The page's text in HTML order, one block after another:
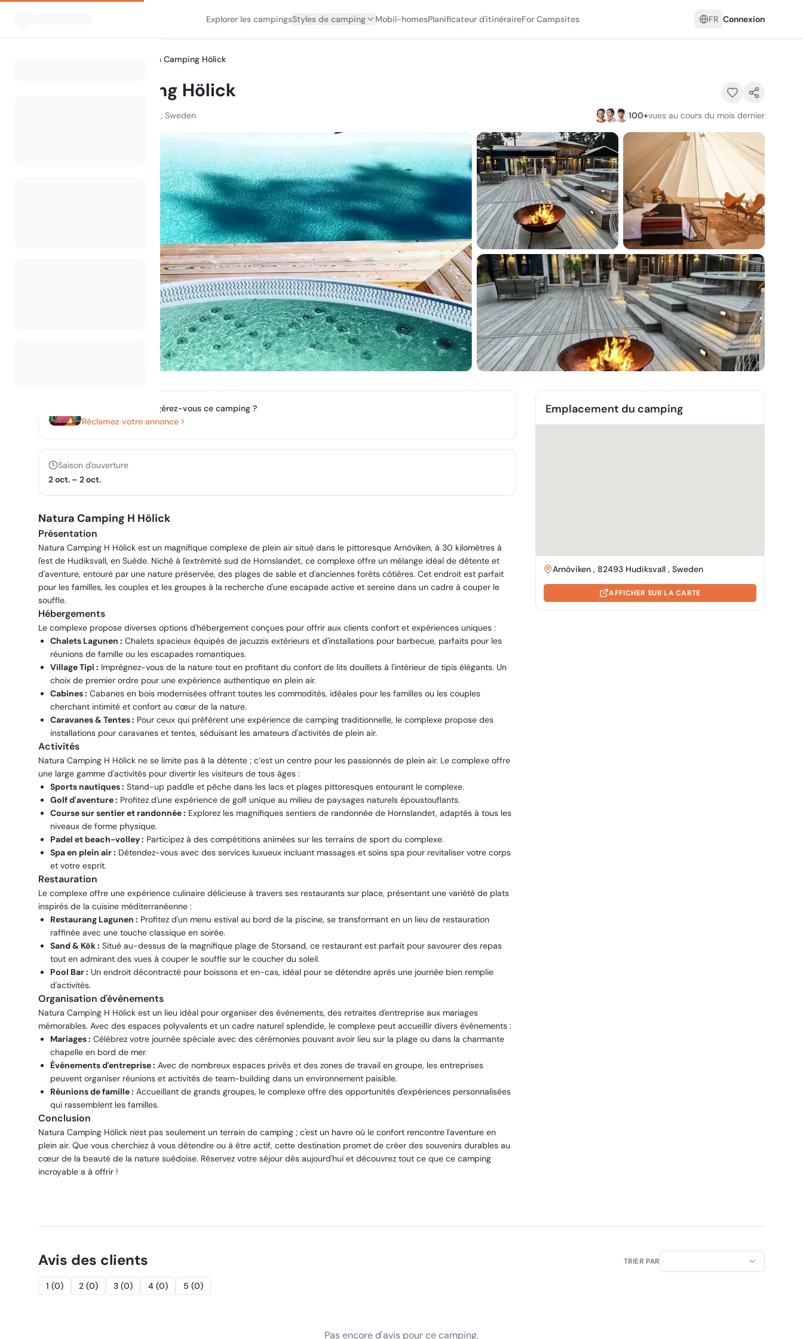
Explorer les campingsStyles de camping Mobil-homesPlanificateur d'itinéraireFor Campsites FR Connexion
Natura Camping Hölick
Natura Camping Hölick
Arnöviken , 82493 Hudiksvall , Sweden 100+vues au cours du mois dernier
Possédez-vous ou gérez-vous ce camping ?
Réclamez votre annonce
Saison d'ouverture
2 oct. – 2 oct.
Natura Camping H Hölick
Présentation
Natura Camping H Hölick est un magnifique complexe de plein air situé dans le pittoresque Arnöviken, à 30 kilomètres à
l'est de Hudiksvall, en Suède. Niché à l'extrémité sud de Hornslandet, ce complexe offre un mélange idéal de détente et
d'aventure, entouré par une nature préservée, des plages de sable et d'anciennes forêts côtières. Cet endroit est parfait
pour les familles, les couples et les groupes à la recherche d'une escapade active et sereine dans un cadre à couper le
souffle.
Hébergements
Le complexe propose diverses options d'hébergement conçues pour offrir aux clients confort et expériences uniques :
Chalets Lagunen : Chalets spacieux équipés de jacuzzis extérieurs et d'installations pour barbecue, parfaits pour les
réunions de famille ou les escapades romantiques.
Village Tipi : Imprégnez-vous de la nature tout en profitant du confort de lits douillets à l'intérieur de tipis élégants. Un
choix de premier ordre pour une expérience authentique en plein air.
Cabines : Cabanes en bois modernisées offrant toutes les commodités, idéales pour les familles ou les couples
cherchant intimité et confort au cœur de la nature.
Caravanes & Tentes : Pour ceux qui préfèrent une expérience de camping traditionnelle, le complexe propose des
installations pour caravanes et tentes, séduisant les amateurs d'activités de plein air.
Activités
Natura Camping H Hölick ne se limite pas à la détente ; c’est un centre pour les passionnés de plein air. Le complexe offre
une large gamme d'activités pour divertir les visiteurs de tous âges :
Sports nautiques : Stand-up paddle et pêche dans les lacs et plages pittoresques entourant le complexe.
Golf d'aventure : Profitez d'une expérience de golf unique au milieu de paysages naturels époustouflants.
Course sur sentier et randonnée : Explorez les magnifiques sentiers de randonnée de Hornslandet, adaptés à tous les
niveaux de forme physique.
Padel et beach-volley : Participez à des compétitions animées sur les terrains de sport du complexe.
Spa en plein air : Détendez-vous avec des services luxueux incluant massages et soins spa pour revitaliser votre corps
et votre esprit.
Restauration
Le complexe offre une expérience culinaire délicieuse à travers ses restaurants sur place, présentant une variété de plats
inspirés de la cuisine méditerranéenne :
Restaurang Lagunen : Profitez d'un menu estival au bord de la piscine, se transformant en un lieu de restauration
raffinée avec une touche classique en soirée.
Sand & Kök : Situé au-dessus de la magnifique plage de Storsand, ce restaurant est parfait pour savourer des repas
tout en admirant des vues à couper le souffle sur le coucher du soleil.
Pool Bar : Un endroit décontracté pour boissons et en-cas, idéal pour se détendre après une journée bien remplie
d'activités.
Organisation d'événements
Natura Camping H Hölick est un lieu idéal pour organiser des événements, des retraites d'entreprise aux mariages
mémorables. Avec des espaces polyvalents et un cadre naturel splendide, le complexe peut accueillir divers événements :
Mariages : Célébrez votre journée spéciale avec des cérémonies pouvant avoir lieu sur la plage ou dans la charmante
chapelle en bord de mer.
Événements d'entreprise : Avec de nombreux espaces privés et des zones de travail en groupe, les entreprises
peuvent organiser réunions et activités de team-building dans un environnement paisible.
Réunions de famille : Accueillant de grands groupes, le complexe offre des opportunités d'expériences personnalisées
qui rassemblent les familles.
Conclusion
Natura Camping Hölick n'est pas seulement un terrain de camping ; c'est un havre où le confort rencontre l'aventure en
plein air. Que vous cherchiez à vous détendre ou à être actif, cette destination promet de créer des souvenirs durables au
cœur de la beauté de la nature suédoise. Réservez votre séjour dès aujourd'hui et découvrez tout ce que ce camping
incroyable a à offrir !
Emplacement du camping
Arnöviken , 82493 Hudiksvall , Sweden
AFFICHER SUR LA CARTE
Avis des clients
1 (0) 2 (0) 3 (0) 4 (0) 5 (0)
TRIER PAR
Pas encore d'avis pour ce camping.